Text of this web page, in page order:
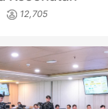
12,705